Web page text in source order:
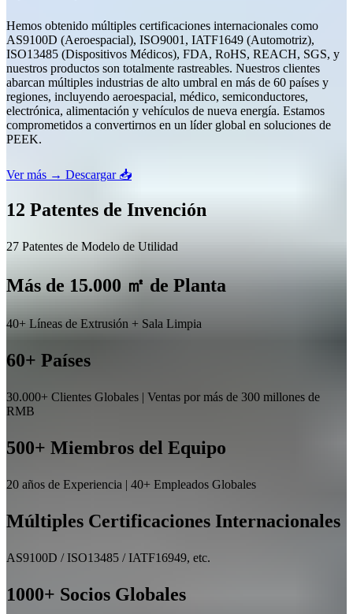
Hemos obtenido múltiples certificaciones internacionales como
AS9100D (Aeroespacial), ISO9001, IATF1649 (Automotriz),
ISO13485 (Dispositivos Médicos), FDA, RoHS, REACH, SGS, y
nuestros productos son totalmente rastreables. Nuestros clientes
abarcan múltiples industrias de alto umbral en más de 60 países y
regiones, incluyendo aeroespacial, médico, semiconductores,
electrónica, alimentación y vehículos de nueva energía. Estamos
comprometidos a convertirnos en un líder global en soluciones de
PEEK.
Ver más → Descargar 📥
12 Patentes de Invención
27 Patentes de Modelo de Utilidad
Más de 15.000 ㎡ de Planta
40+ Líneas de Extrusión + Sala Limpia
60+ Países
30.000+ Clientes Globales | Ventas por más de 300 millones de
RMB
500+ Miembros del Equipo
20 años de Experiencia | 40+ Empleados Globales
Múltiples Certificaciones Internacionales
AS9100D / ISO13485 / IATF16949, etc.
1000+ Socios Globales